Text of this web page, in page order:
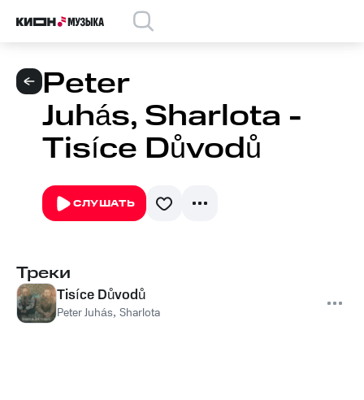
Peter
Juhás, Sharlota -
Tisíce Důvodů
СЛУШАТЬ
Треки
Tisíce Důvodů
Peter Juhás, Sharlota